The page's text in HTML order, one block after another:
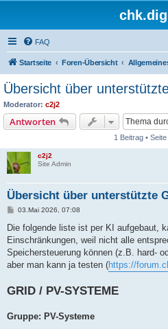
FAQ
Startseite Foren-Übersicht
Übersicht über
Moderator: c2j2
Antworten
1 Beitrag • Seite
c2j2
Site Admin
Übersicht über unterstützte
B
i
r
a
03.Mai 2026, 07:08
Die folgende liste ist per KI aufgebaut,
Einschränkungen, weil nicht alle
Speichersteuerung können (z.B. hard-
aber man kann ja testen (https://
GRID / PV-SYSTEME
Gruppe: PV-Systeme